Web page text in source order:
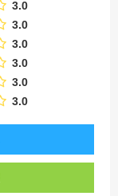
3.0
3.0
3.0
3.0
3.0
3.0